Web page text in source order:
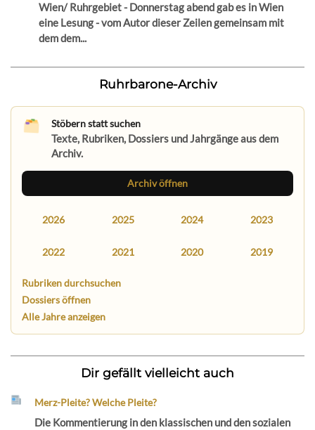
Wien/ Ruhrgebiet - Donnerstag abend gab es in Wien
eine Lesung - vom Autor dieser Zeilen gemeinsam mit
dem dem...
Ruhrbarone-Archiv
Stöbern statt suchen
Texte, Rubriken, Dossiers und Jahrgänge aus dem
Archiv.
Archiv öffnen
2026 2025 2024 2023
2022 2021 2020 2019
Rubriken durchsuchen
Dossiers öffnen
Alle Jahre anzeigen
Dir gefällt vielleicht auch
Merz-Pleite? Welche Pleite?
Die Kommentierung in den klassischen und den sozialen